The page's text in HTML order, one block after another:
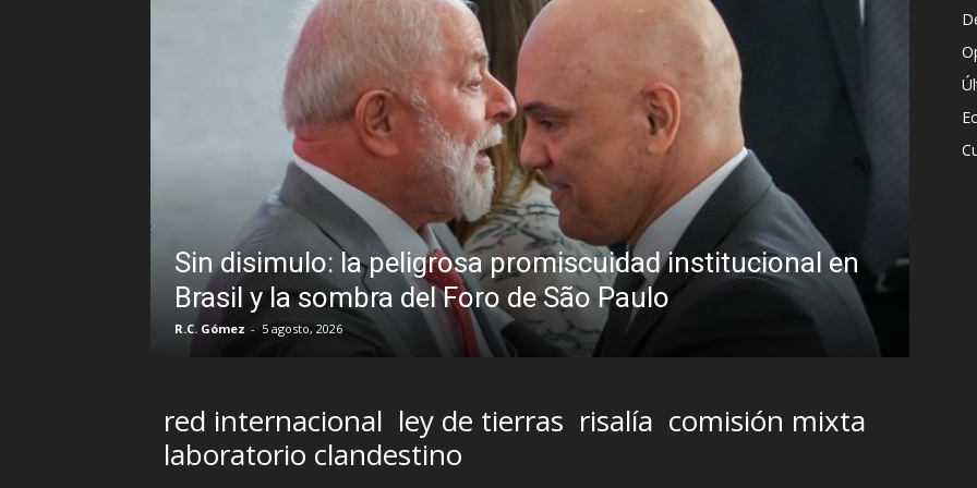
peligrosa promiscuidad institucional en
del Foro de São Paulo
Diego Leuco pintaba para
pero prefirió derrapar y terminar
streaming sin categoría en LUZU
Iñigo Almuena
red internacional ley de tierras risalía comisión mixta
laboratorio clandestino